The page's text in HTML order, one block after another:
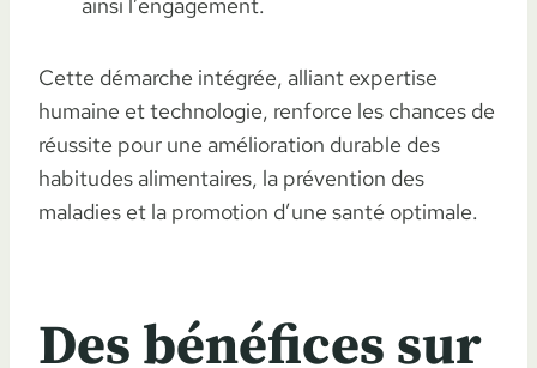
ainsi l’engagement.
Cette démarche intégrée, alliant expertise
humaine et technologie, renforce les chances de
réussite pour une amélioration durable des
habitudes alimentaires, la prévention des
maladies et la promotion d’une santé optimale.
Des bénéfices sur